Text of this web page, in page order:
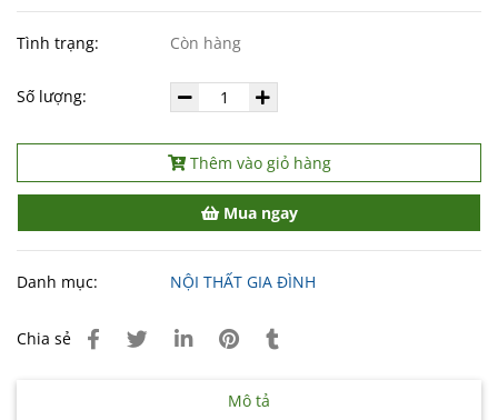
Tình trạng: Còn hàng
Số lượng:
Thêm vào giỏ hàng
Mua ngay
Danh mục: NỘI THẤT GIA ĐÌNH
Chia sẻ
Mô tả